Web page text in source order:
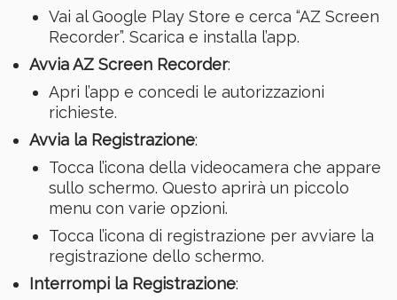
Vai al Google Play Store e cerca “AZ Screen
Recorder”. Scarica e installa l’app.
Avvia AZ Screen Recorder:
Apri l’app e concedi le autorizzazioni
richieste.
Avvia la Registrazione:
Tocca l’icona della videocamera che appare
sullo schermo. Questo aprirà un piccolo
menu con varie opzioni.
Tocca l’icona di registrazione per avviare la
registrazione dello schermo.
Interrompi la Registrazione: